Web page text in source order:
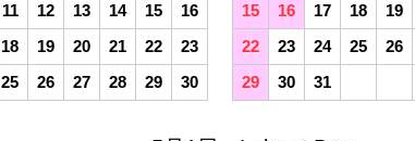
11 12 13 14 15
16
18 19 20 21 22
23
25 26 27 28 29 30
15
16 17 18 19
22
23 24 25 26
29
30 31